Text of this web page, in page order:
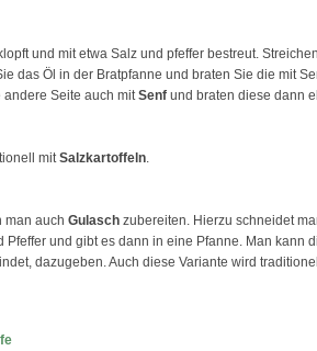
und mit etwa Salz und pfeffer bestreut.
das Öl in der Bratpfanne und braten Sie die mit
Seite auch mitSenf und braten diese dann
mitSalzkartoffeln.
man auch Gulasch zubereiten. Hierzu schneidet
Pfeffer und gibt es dann in eine Pfanne. Man kann
dazugeben. Auch diese Variante wird